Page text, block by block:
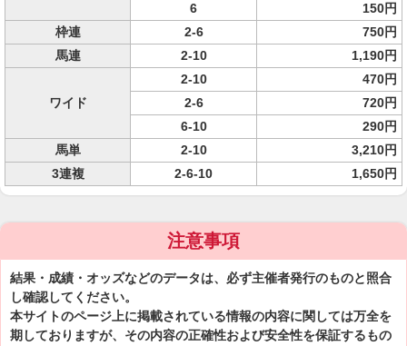
6
150円
枠連
2-6
750円
馬連
2-10 1,190円
ワイド
2-10
470円
2-6
720円
6-10
290円
馬単
2-10
3,210円
3連複
2-6-10 1,650円
注意事項
結果・成績・オッズなどのデータは、必ず主催者発行のものと照合
し確認してください。
本サイトのページ上に掲載されている情報の内容に関しては万全を
期しておりますが、その内容の正確性および安全性を保証するもの